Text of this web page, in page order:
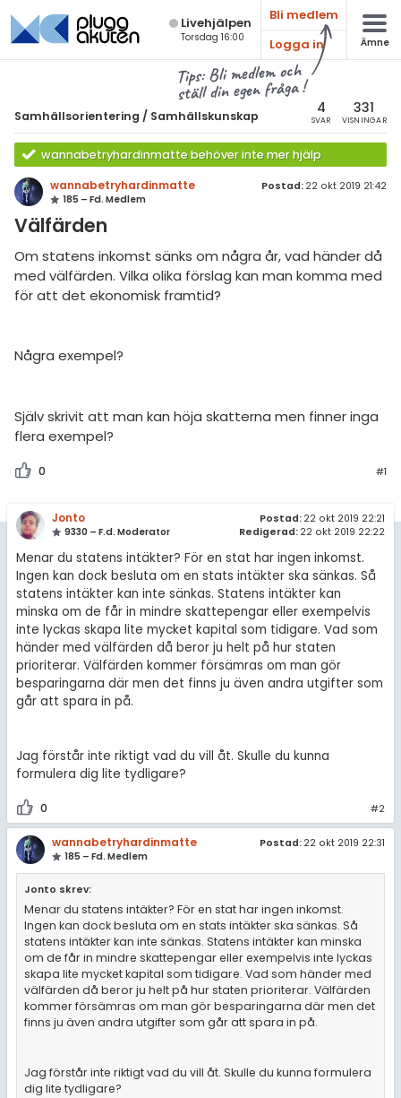
Live­hjälpen
Torsdag 16:00
Bli medlem
Logga in
Ämne
Tips: Bli medlem och
ställ din egen fråga !
Samhällsorientering / Samhällskunskap 4
SVAR
331
VISNINGAR
wannabetryhardinmatte behöver inte mer hjälp
wannabetryhardinmatte
185 – Fd. Medlem
Postad: 22 okt 2019 21:42
Välfärden
Om statens inkomst sänks om några år, vad händer då
med välfärden. Vilka olika förslag kan man komma med
för att det ekonomisk framtid?
Några exempel?
Själv skrivit att man kan höja skatterna men finner inga
flera exempel?
0 #1
Jonto
9330 – F.d. Moderator
Postad: 22 okt 2019 22:21
Redigerad: 22 okt 2019 22:22
Menar du statens intäkter? För en stat har ingen inkomst.
Ingen kan dock besluta om en stats intäkter ska sänkas. Så
statens intäkter kan inte sänkas. Statens intäkter kan
minska om de får in mindre skattepengar eller exempelvis
inte lyckas skapa lite mycket kapital som tidigare. Vad som
händer med välfärden då beror ju helt på hur staten
prioriterar. Välfärden kommer försämras om man gör
besparingarna där men det finns ju även andra utgifter som
går att spara in på.
Jag förstår inte riktigt vad du vill åt. Skulle du kunna
formulera dig lite tydligare?
0 #2
wannabetryhardinmatte
185 – Fd. Medlem
Postad: 22 okt 2019 22:31
Jonto skrev:
Menar du statens intäkter? För en stat har ingen inkomst.
Ingen kan dock besluta om en stats intäkter ska sänkas. Så
statens intäkter kan inte sänkas. Statens intäkter kan minska
om de får in mindre skattepengar eller exempelvis inte lyckas
skapa lite mycket kapital som tidigare. Vad som händer med
välfärden då beror ju helt på hur staten prioriterar. Välfärden
kommer försämras om man gör besparingarna där men det
finns ju även andra utgifter som går att spara in på.
Jag förstår inte riktigt vad du vill åt. Skulle du kunna formulera
dig lite tydligare?
& Bygg
språk
Alla ämnen
Alla trådar
Samhällsorientering
Samhällskunskap
Alla trådar
Universitet
Regler
13 inloggade
Om Pluggakuten
Allmänna villkor
Cookie-inställningar
ämnen
diskussioner